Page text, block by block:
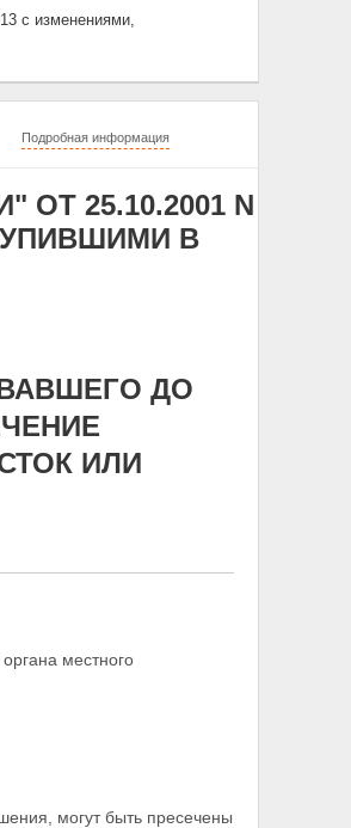
с изменениями,
Подробная информация
25.10.2001 N
В
ДО
ИЛИ
местного
могут быть пресечены